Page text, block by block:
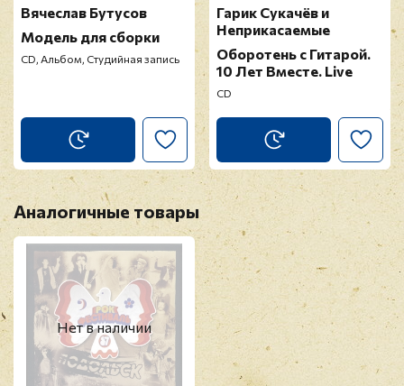
Вячеслав Бутусов
Модель для сборки
СD, Альбом, Студийная запись
Гарик Сукачёв и
Неприкасаемые
Оборотень с Гитарой.
10 Лет Вместе. Live
CD
Аналогичные товары
Нет в наличии